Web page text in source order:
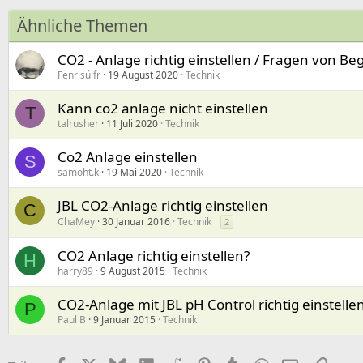
Ähnliche Themen
CO2 - Anlage richtig einstellen / Fragen von
Fenrisúlfr 19 August 2020 Technik
T Kann co2 anlage nicht einstellen
talrusher 11 Juli 2020 Technik
S Co2 Anlage einstellen
samoht.k 19 Mai 2020 Technik
C JBL CO2-Anlage richtig einstellen
ChaMey 30 Januar 2016 Technik 2
H CO2 Anlage richtig einstellen?
harry89 9 August 2015 Technik
P CO2-Anlage mit JBL pH Control richtig
Paul B 9 Januar 2015 Technik